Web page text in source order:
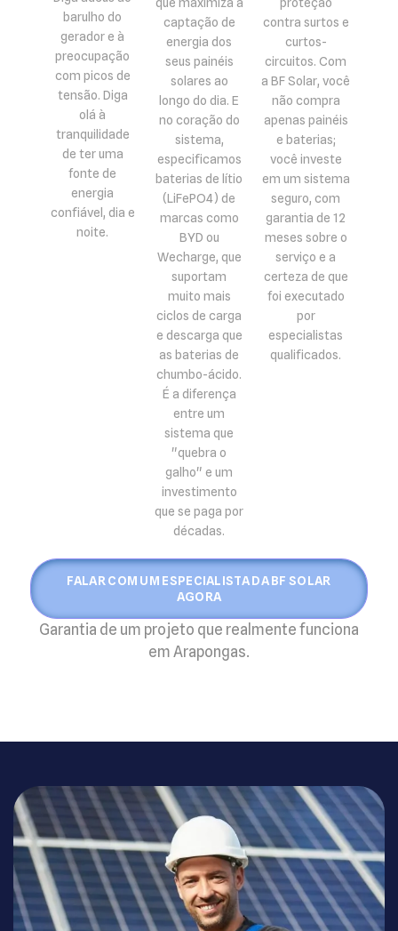
barulho do
gerador e à
preocupação
com picos de
tensão. Diga
olá à
tranquilidade
de ter uma
fonte de
energia
confiável, dia e
noite.
captação de
energia dos
seus painéis
solares ao
longo do dia. E
no coração do
sistema,
especificamos
baterias de lítio
(LiFePO4) de
marcas como
BYD ou
Wecharge, que
suportam
muito mais
ciclos de carga
e descarga que
as baterias de
chumbo-ácido.
É a diferença
entre um
sistema que
"quebra o
galho" e um
investimento
que se paga por
décadas.
contra surtos e
curtos-
circuitos. Com
a BF Solar, você
não compra
apenas painéis
e baterias;
você investe
em um sistema
seguro, com
garantia de 12
meses sobre o
serviço e a
certeza de que
foi executado
por
especialistas
qualificados.
FALAR COM UM ESPECIALISTA DA BF SOLAR
AGORA
Garantia de um projeto que realmente funciona
em Arapongas.